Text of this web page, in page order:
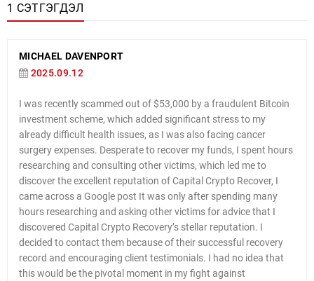
1 СЭТГЭГДЭЛ
MICHAEL DAVENPORT
2025.09.12
I was recently scammed out of $53,000 by a fraudulent Bitcoin
investment scheme, which added significant stress to my
already difficult health issues, as I was also facing cancer
surgery expenses. Desperate to recover my funds, I spent hours
researching and consulting other victims, which led me to
discover the excellent reputation of Capital Crypto Recover, I
came across a Google post It was only after spending many
hours researching and asking other victims for advice that I
discovered Capital Crypto Recovery’s stellar reputation. I
decided to contact them because of their successful recovery
record and encouraging client testimonials. I had no idea that
this would be the pivotal moment in my fight against